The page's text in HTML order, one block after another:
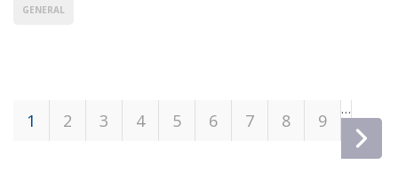
GENERAL
Páginas
1 2 3 4 5 6 7 8 9
…